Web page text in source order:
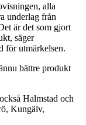
alla
underlag från
är det som gjort
säger
för utmärkelsen.
bättre produkt
Halmstad och
Kungälv,